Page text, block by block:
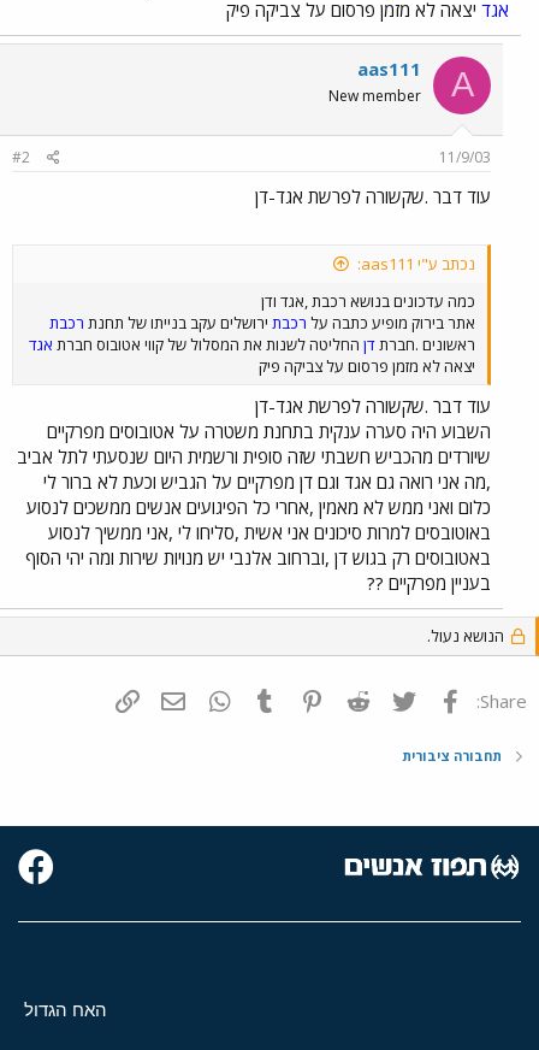
אגד יצאה לא מזמן פרסום על צביקה פיק
A
aas111
New member
11/9/03
#2
עוד דבר .שקשורה לפרשת אגד-דן
נכתב ע"י aas111:
כמה עדכונים בנושא רכבת ,אגד ודן
אתר בירוק מופיע כתבה על רכבת ירושלים עקב בנייתו של תחנת רכבת
ראשונים .חברת דן החליטה לשנות את המסלול של קווי אטובוס חברת אגד
יצאה לא מזמן פרסום על צביקה פיק
עוד דבר .שקשורה לפרשת אגד-דן
השבוע היה סערה ענקית בתחנת משטרה על אטובוסים מפרקיים
שיורדים מהכביש חשבתי שזה סופית ורשמית היום שנסעתי לתל אביב
,מה אני רואה גם אגד וגם דן מפרקיים על הגביש וכעת לא ברור לי
כלום ואני ממש לא מאמין ,אחרי כל הפיגועים אנשים ממשכים לנסוע
באוטובסים למרות סיכונים אני אשית ,סליחו לי ,אני ממשיך לנסוע
באטובוסים רק בגוש דן ,וברחוב אלנבי יש מנויות שירות ומה יהי הסוף
בעניין מפרקיים ??
הנושא נעול.
Share: פייסבוק Twitter
Reddit
Pinterest
Tumblr
WhatsAppדואר אלקטרוני
תחבורה ציבורית
האח הגדול